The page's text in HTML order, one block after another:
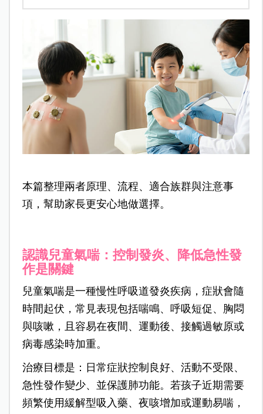
本篇整理兩者原理、流程、適合族群與注意事
項，幫助家長更安心地做選擇。
認識兒童氣喘：控制發炎、降低急性發
作是關鍵
兒童氣喘是一種慢性呼吸道發炎疾病，症狀會隨
時間起伏，常見表現包括喘鳴、呼吸短促、胸悶
與咳嗽，且容易在夜間、運動後、接觸過敏原或
病毒感染時加重。
治療目標是：日常症狀控制良好、活動不受限、
急性發作變少、並保護肺功能。若孩子近期需要
頻繁使用緩解型吸入藥、夜咳增加或運動易喘，